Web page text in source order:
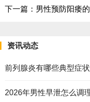
下一篇： 男性预防阳痿
资讯动态
前列腺炎有哪些典型症
2026年男性早泄怎么调